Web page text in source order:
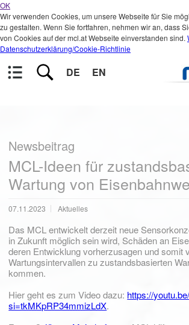
OK
Wir verwenden Cookies, um unsere Webseite für Sie
zu gestalten. Wenn Sie fortfahren, nehmen wir an, dass
von Cookies auf der mcl.at Webseite einverstanden sind.
Datenschutzerklärung/Cookie-Richtlinie
DE EN
Newsbeitrag
MCL-Ideen für
Wartung von
07.11.2023 Aktuelles
Das MCL entwickelt derzeit neue
in Zukunft möglich sein wird, Schäden an
deren Entwicklung vorherzusagen und somit
Wartungsintervallen zu zustandsbasierten
kommen.
Hier geht es zum Video dazu: https://
si=tkMKpRP34mmizLdX.